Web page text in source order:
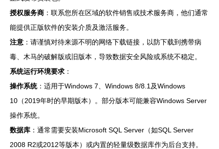
授权服务商 ：联系您所在区域的软件销售或技术服务商，他们通常
能提供正版软件的安装介质及激活服务。
注意 ：请谨慎对待来源不明的网络下载链接，以防下载到携带病
毒、木马的破解版或旧版本，导致数据安全风险或系统不稳定。
系统运行环境要求 ：
操作系统：适用于Windows 7、Windows 8/8.1及Windows
10（2019年时的早期版本）。部分版本可能兼容Windows Server
操作系统。
数据库 ：通常需要安装Microsoft SQL Server（如SQL Server
2008 R2或2012等版本）或内置的轻量级数据库作为后台支持。